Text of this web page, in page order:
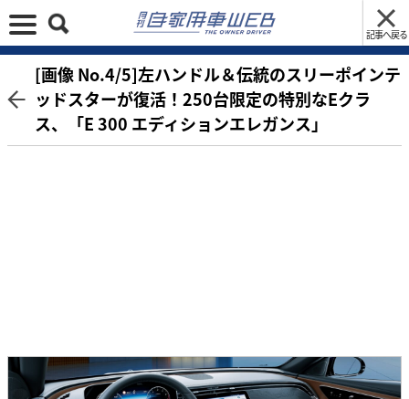
記事へ戻る
[画像 No.4/5]左ハンドル＆伝統のスリーポインテ
ッドスターが復活！250台限定の特別なEクラ
ス、「E 300 エディションエレガンス」